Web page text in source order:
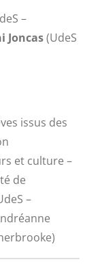
–
Joncas(UdeS
issus des
et culture –
de
–